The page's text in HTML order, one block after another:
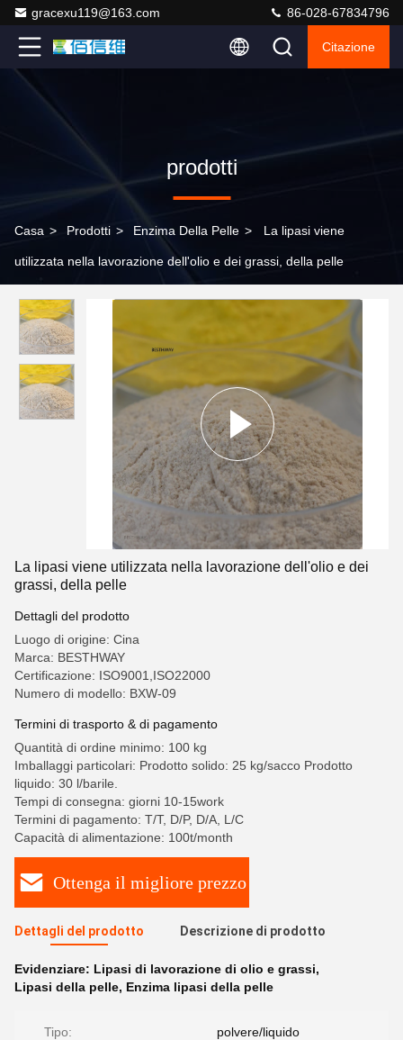
gracexu119@163.com 86-028-67834796
Citazione
prodotti
Casa > Prodotti > Enzima Della Pelle > La lipasi viene
utilizzata nella lavorazione dell'olio e dei grassi, della pelle
La lipasi viene utilizzata nella lavorazione dell'olio e dei
grassi, della pelle
Dettagli del prodotto
Luogo di origine: Cina
Marca: BESTHWAY
Certificazione: ISO9001,ISO22000
Numero di modello: BXW-09
Termini di trasporto & di pagamento
Quantità di ordine minimo: 100 kg
Imballaggi particolari: Prodotto solido: 25 kg/sacco Prodotto
liquido: 30 l/barile.
Tempi di consegna: giorni 10-15work
Termini di pagamento: T/T, D/P, D/A, L/C
Capacità di alimentazione: 100t/month
Ottenga il migliore prezzo
Dettagli del prodotto Descrizione di prodotto
Evidenziare: Lipasi di lavorazione di olio e grassi,
Lipasi della pelle, Enzima lipasi della pelle
Tipo: polvere/liquido